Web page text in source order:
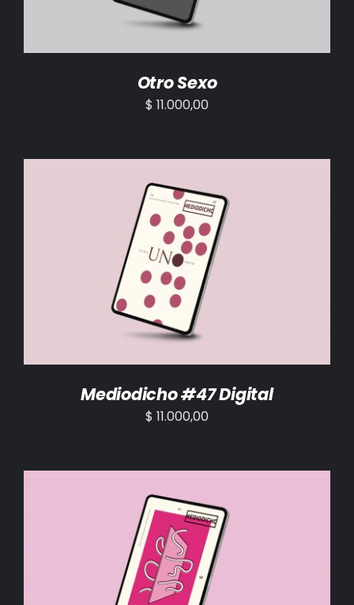
Otro Sexo
$ 11.000,00
AÑADIR AL CARRITO /
Mediodicho #47 Digital
$ 11.000,00
AÑADIR AL CARRITO /